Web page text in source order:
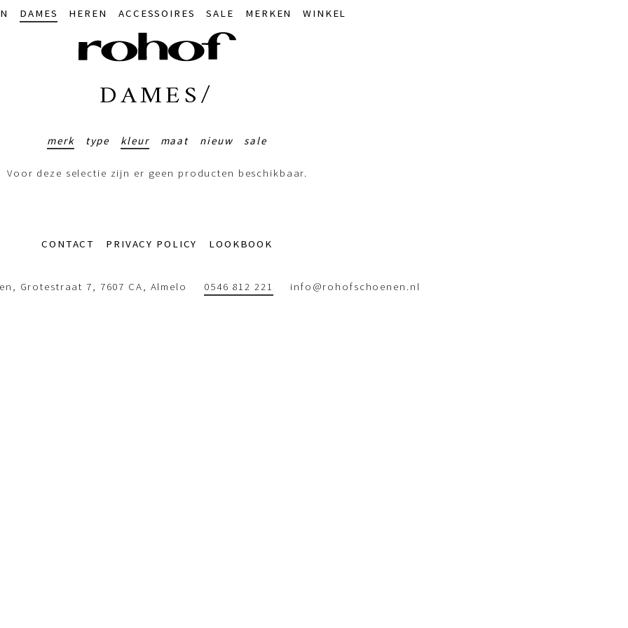
DAMES HEREN ACCESSOIRES SALE MERKEN WINKEL
DAMES/
merk type kleur maat nieuw sale
Voor deze selectie zijn er geen producten beschikbaar.
CONTACT PRIVACY POLICY LOOKBOOK
Grotestraat 7, 7607 CA, Almelo 0546 812 221 info@rohofschoenen.nl